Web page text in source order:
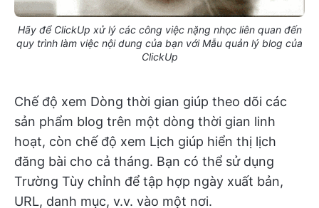
Hãy để ClickUp xử lý các công việc nặng nhọc liên quan đến
quy trình làm việc nội dung của bạn với Mẫu quản lý blog của
ClickUp
Chế độ xem Dòng thời gian giúp theo dõi các
sản phẩm blog trên một dòng thời gian linh
hoạt, còn chế độ xem Lịch giúp hiển thị lịch
đăng bài cho cả tháng. Bạn có thể sử dụng
Trường Tùy chỉnh để tập hợp ngày xuất bản,
URL, danh mục, v.v. vào một nơi.